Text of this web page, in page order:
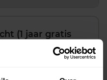
(1 jaar gratis